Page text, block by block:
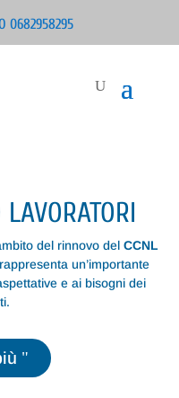
0682958295
del rinnovo del CCNL
un’importante
e ai bisogni dei